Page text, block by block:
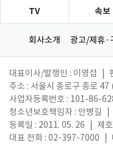
TV 속보
회사소개 광고/제휴·
대표이사/발행인 : 이영섭
주소 : 서울시 종로구 종로
사업자등록번호 : 101-86-
청소년보호책임자 : 안병길
등록일 : 2011. 05. 26
제
대표 전화 : 02-397-7000